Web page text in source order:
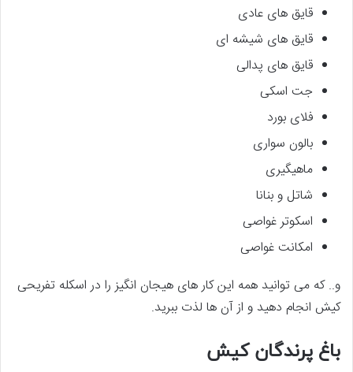
قایق های عادی
قایق های شیشه ای
قایق های پدالی
جت اسکی
فلای بورد
بالون سواری
ماهیگیری
شاتل و بنانا
اسکوتر غواصی
امکانت غواصی
و.. که می توانید همه این کار های هیجان انگیز را در اسکله تفریحی
کیش انجام دهید و از آن ها لذت ببرید.
باغ پرندگان کیش